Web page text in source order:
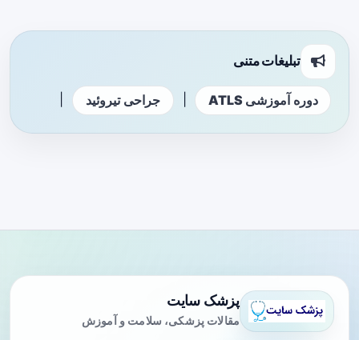
تبلیغات متنی
دوره آموزشی ATLS جراحی تیروئید
پزشک سایت
مقالات پزشکی، سلامت و آموزش